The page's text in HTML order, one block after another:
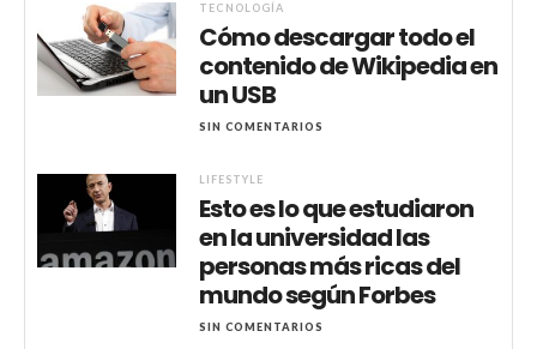
TECNOLOGÍA
Cómo descargar todo el
contenido de Wikipedia en
un USB
SIN COMENTARIOS
LIFESTYLE
Esto es lo que estudiaron
en la universidad las
personas más ricas del
mundo según Forbes
SIN COMENTARIOS